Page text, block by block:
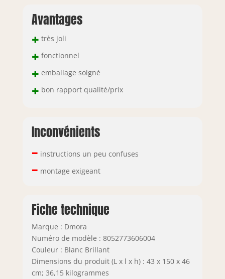
particulière à
Avantages
+ très joli
+ fonctionnel
+ emballage soigné
+ bon rapport qualité/prix
Inconvénients
– instructions un peu confuses
– montage exigeant
Fiche technique
Marque : Dmora
Numéro de modèle : 8052773606004
Couleur : Blanc Brillant
Dimensions du produit (L x l x h) : 43 x 150 x 46
cm; 36,15 kilogrammes